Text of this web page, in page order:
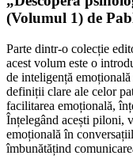
(Volumul 1) de
Parte dintr-o colecție
acest volum este o
de inteligență
definiții clare ale celor
facilitarea emoțională,
Înțelegând acești piloni,
emoțională în
îmbunătățind